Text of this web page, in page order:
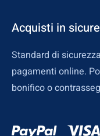
Acquisti in
Standard di
pagamenti online.
bonifico o